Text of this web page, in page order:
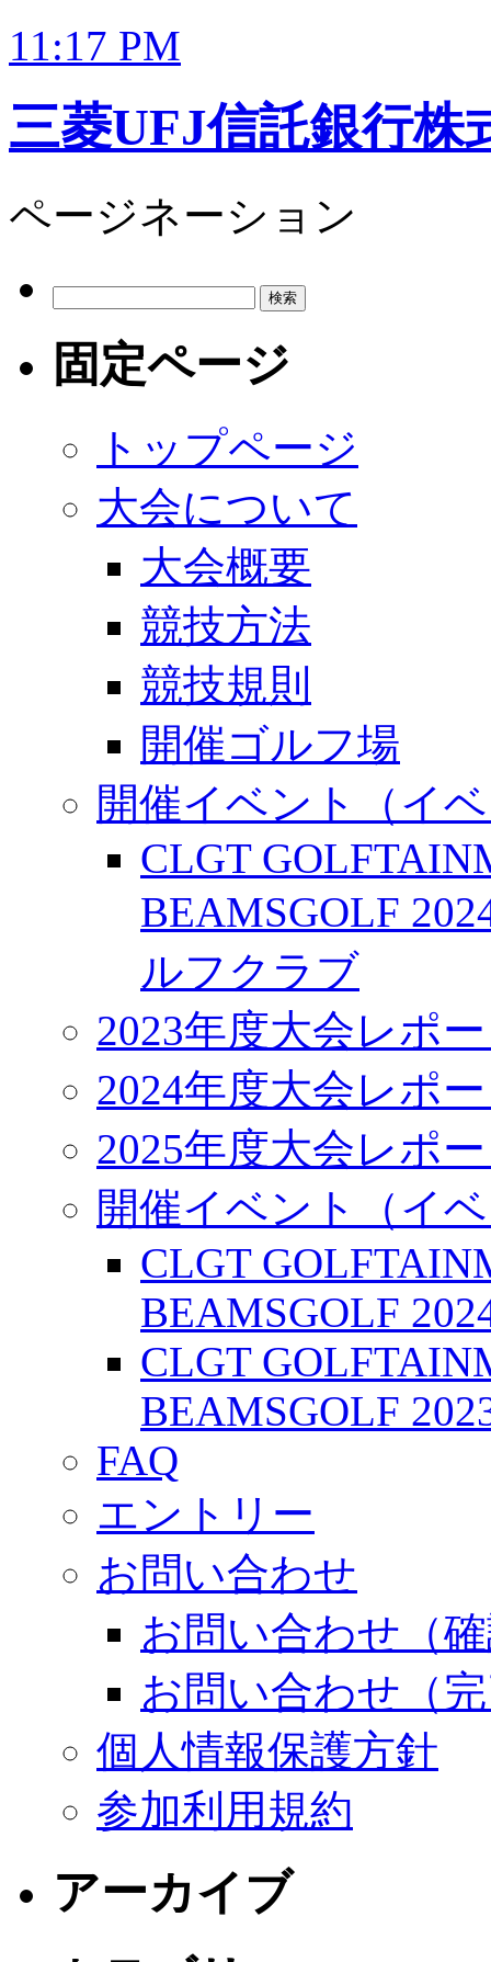
11:17 PM
三菱UFJ信託銀行株
ページネーション
固定ページ
トップページ
大会について
大会概要
競技方法
競技規則
開催ゴルフ場
開催イベント（イ
CLGT
BEAMSGOLF
ルフクラブ
2023年度大会レポ
2024年度大会レポ
2025年度大会レポ
開催イベント（イ
CLGT
BEAMSGOLF
CLGT
BEAMSGOLF
FAQ
エントリー
お問い合わせ
お問い合わせ（
お問い合わせ（
個人情報保護方針
参加利用規約
アーカイブ